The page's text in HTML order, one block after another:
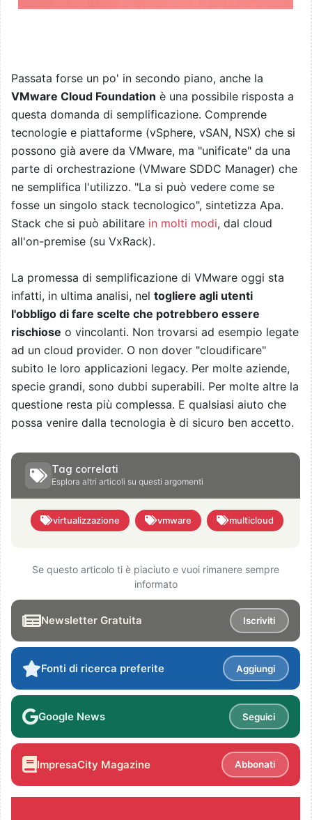
Passata forse un po' in secondo piano, anche la
VMware Cloud Foundation è una possibile risposta a
questa domanda di semplificazione. Comprende
tecnologie e piattaforme (vSphere, vSAN, NSX) che si
possono già avere da VMware, ma "unificate" da una
parte di orchestrazione (VMware SDDC Manager) che
ne semplifica l'utilizzo. "La si può vedere come se
fosse un singolo stack tecnologico", sintetizza Apa.
Stack che si può abilitare in molti modi, dal cloud
all'on-premise (su VxRack).
La promessa di semplificazione di VMware oggi sta
infatti, in ultima analisi, nel togliere agli utenti
l'obbligo di fare scelte che potrebbero essere
rischiose o vincolanti. Non trovarsi ad esempio legate
ad un cloud provider. O non dover "cloudificare"
subito le loro applicazioni legacy. Per molte aziende,
specie grandi, sono dubbi superabili. Per molte altre la
questione resta più complessa. E qualsiasi aiuto che
possa venire dalla tecnologia è di sicuro ben accetto.
Tag correlati
Esplora altri articoli su questi argomenti
virtualizzazione vmware multicloud
Se questo articolo ti è piaciuto e vuoi rimanere sempre
informato
Newsletter Gratuita Iscriviti
Fonti di ricerca preferite Aggiungi
Google News Seguici
ImpresaCity Magazine Abbonati